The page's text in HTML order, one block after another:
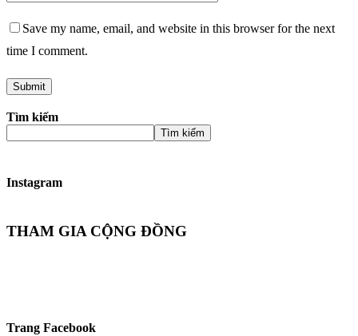
Save my name, email, and website in this browser for the next
time I comment.
Tìm kiếm
Tìm kiếm
Instagram
THAM GIA CỘNG ĐỒNG
Trang Facebook